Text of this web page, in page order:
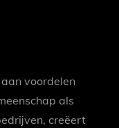
voordelen
als
creëert